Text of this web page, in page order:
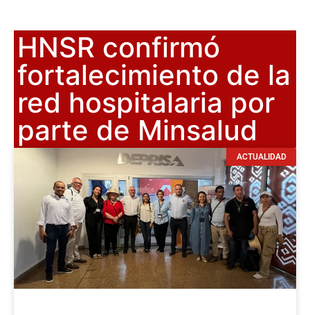
HNSR confirmó
fortalecimiento de la
red hospitalaria por
parte de Minsalud
ACTUALIDAD